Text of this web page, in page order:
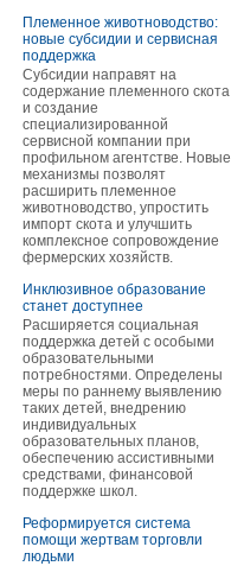
Племенное животноводство:
новые субсидии и сервисная
поддержка
Субсидии направят на
содержание племенного скота
и создание
специализированной
сервисной компании при
профильном агентстве. Новые
механизмы позволят
расширить племенное
животноводство, упростить
импорт скота и улучшить
комплексное сопровождение
фермерских хозяйств.
Инклюзивное образование
станет доступнее
Расширяется социальная
поддержка детей с особыми
образовательными
потребностями. Определены
меры по раннему выявлению
таких детей, внедрению
индивидуальных
образовательных планов,
обеспечению ассистивными
средствами, финансовой
поддержке школ.
Реформируется система
помощи жертвам торговли
людьми